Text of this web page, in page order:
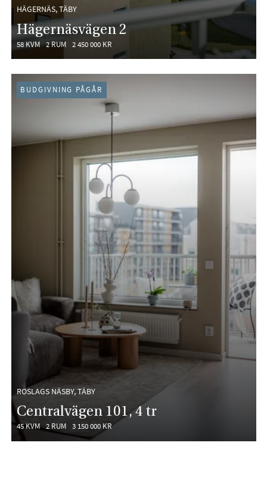
HÄGERNÄS, TÄBY
Hägernäsvägen 2
58 KVM 2 RUM 2 450 000 KR
ROSLAGS NÄSBY, TÄBY
Centralvägen 101, 4 tr
45 KVM 2 RUM 3 150 000 KR
BUDGIVNING PÅGÅR